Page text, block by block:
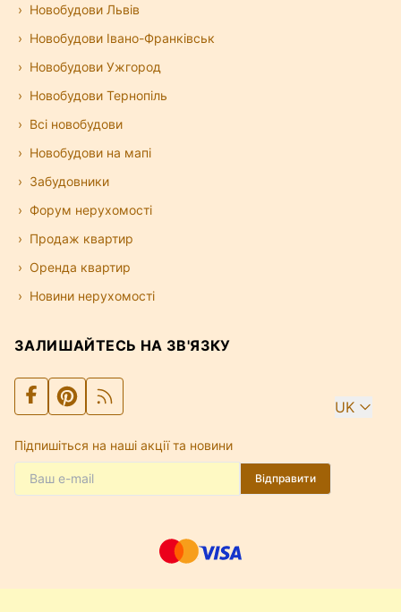
Новобудови Львів
Новобудови Івано-Франківськ
Новобудови Ужгород
Новобудови Тернопіль
Всі новобудови
Новобудови на мапі
Забудовники
Форум нерухомості
Продаж квартир
Оренда квартир
Новини нерухомості
ЗАЛИШАЙТЕСЬ НА ЗВ'ЯЗКУ
UK
Підпишіться на наші акції та новини
Відправити